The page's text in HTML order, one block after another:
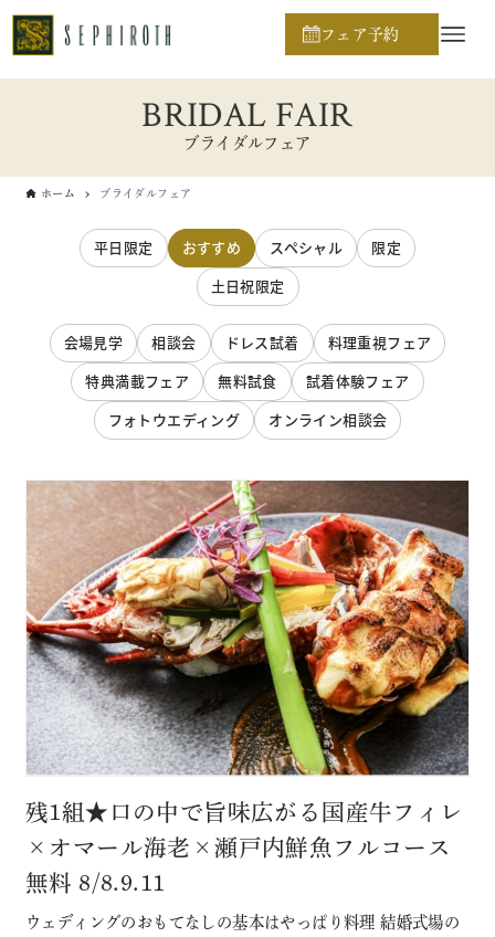
フェア予約
BRIDAL FAIR
ブライダルフェア
ホーム ブライダルフェア
平日限定 おすすめ スペシャル
限定
土日祝限定
会場見学 相談会 ドレス試着
料理重視フェア
特典満載フェア
無料試食
試着体験フェア
フォトウエディング
オンライン相談会
残1組★口の中で旨味広がる国産牛フィレ
×オマール海老×瀬戸内鮮魚フルコース
無料 8/8.9.11
ウェディングのおもてなしの基本はやっぱり料理 結婚式場の